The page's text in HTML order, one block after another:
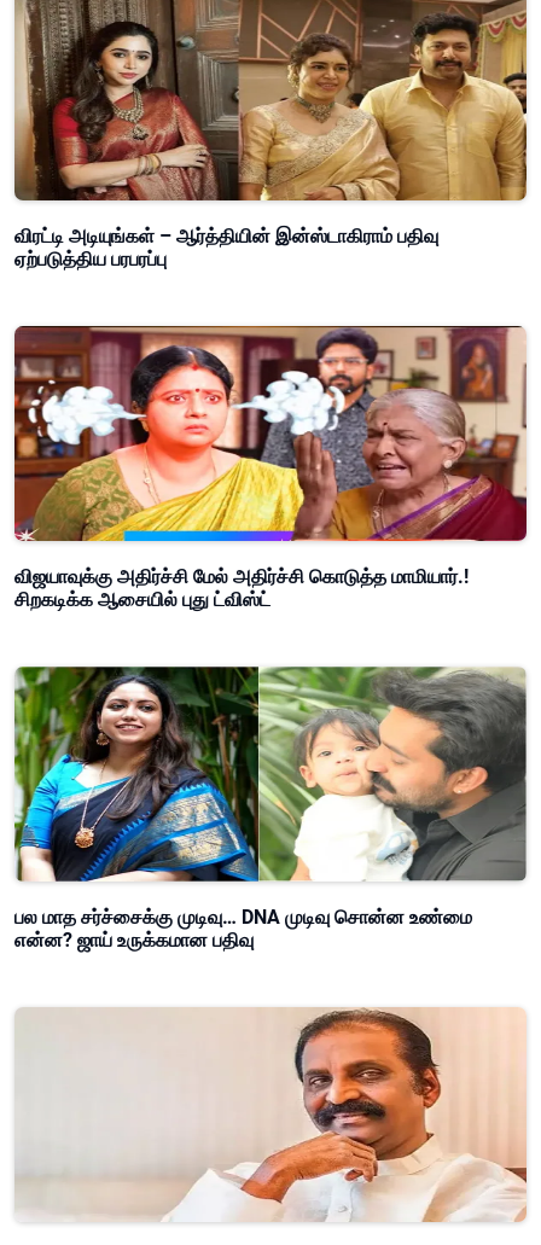
விரட்டி அடியுங்கள் – ஆர்த்தியின் இன்ஸ்டாகிராம் பதிவு
ஏற்படுத்திய பரபரப்பு
விஜயாவுக்கு அதிர்ச்சி மேல் அதிர்ச்சி கொடுத்த மாமியார்.!
சிறகடிக்க ஆசையில் புது ட்விஸ்ட்
பல மாத சர்ச்சைக்கு முடிவு… DNA முடிவு சொன்ன உண்மை
என்ன? ஜாய் உருக்கமான பதிவு